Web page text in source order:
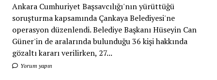
Ankara Cumhuriyet Başsavcılığı'nın yürüttüğü
soruşturma kapsamında Çankaya Belediyesi'ne
operasyon düzenlendi. Belediye Başkanı Hüseyin Can
Güner'in de aralarında bulunduğu 36 kişi hakkında
gözaltı kararı verilirken, 27...
Yorum yapın